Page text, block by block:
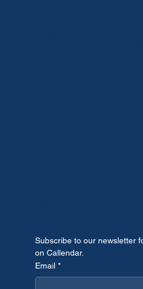
on Callendar.